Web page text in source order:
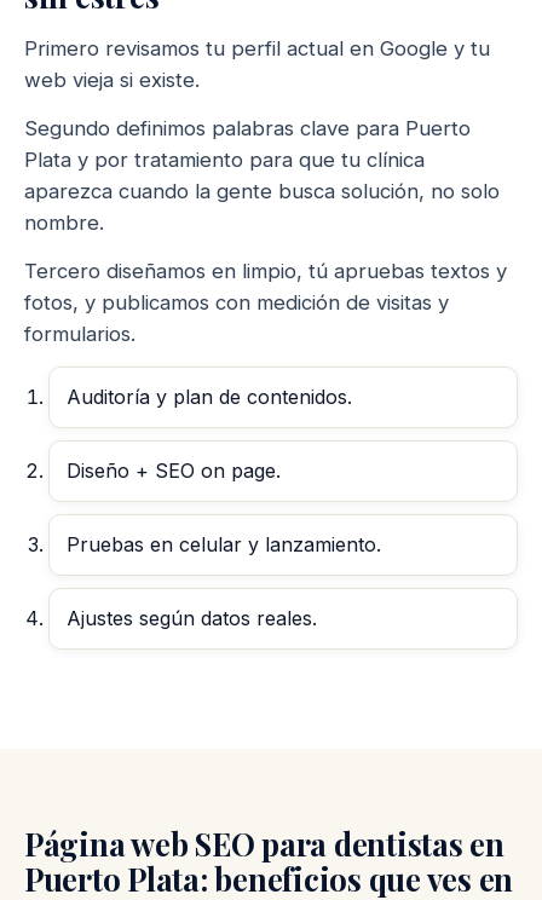
Primero revisamos tu perfil actual en Google y tu
web vieja si existe.
Segundo definimos palabras clave para Puerto
Plata y por tratamiento para que tu clínica
aparezca cuando la gente busca solución, no solo
nombre.
Tercero diseñamos en limpio, tú apruebas textos y
fotos, y publicamos con medición de visitas y
formularios.
Auditoría y plan de contenidos.
Diseño + SEO on page.
Pruebas en celular y lanzamiento.
Ajustes según datos reales.
Página web SEO para dentistas en
Puerto Plata: beneficios que ves en